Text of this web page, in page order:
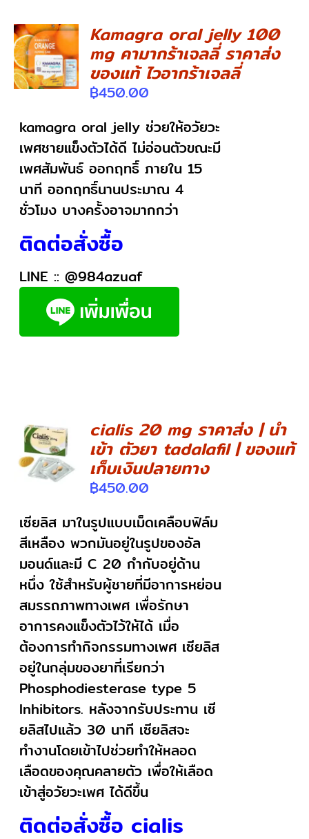
DETAILS
Kamagra oral jelly 100
mg คามากร้าเจลลี่ ราคาส่ง
ของแท้ ไวอากร้าเจลลี่
฿450.00
kamagra oral jelly ช่วยให้อวัยวะ
เพศชายแข็งตัวได้ดี ไม่อ่อนตัวขณะมี
เพศสัมพันธ์ ออกฤทธิ์ ภายใน 15
นาที ออกฤทธิ์นานประมาณ 4
ชั่วโมง บางครั้งอาจมากกว่า
ติดต่อสั่งซื้อ
LINE ::@984azuaf
DETAILS
cialis 20 mg ราคาส่ง | นำ
เข้า ตัวยา tadalafil | ของแท้
เก็บเงินปลายทาง
฿450.00
เซียลิส มาในรูปแบบเม็ดเคลือบฟิล์ม
สีเหลือง พวกมันอยู่ในรูปของอัล
มอนด์และมี C 20 กำกับอยู่ด้าน
หนึ่ง ใช้สำหรับผู้ชายที่มีอาการหย่อน
สมรรถภาพทางเพศ เพื่อรักษา
อาการคงแข็งตัวไว้ให้ได้ เมื่อ
ต้องการทำกิจกรรมทางเพศ เซียลิส
อยู่ในกลุ่มของยาที่เรียกว่า
Phosphodiesterase type 5
Inhibitors. หลังจากรับประทาน เซี
ยลิสไปแล้ว 30 นาที เซียลิสจะ
ทำงานโดยเข้าไปช่วยทำให้หลอด
เลือดของคุณคลายตัว เพื่อให้เลือด
เข้าสู่อวัยวะเพศ ได้ดีขึ้น
ติดต่อสั่งซื้อ cialis